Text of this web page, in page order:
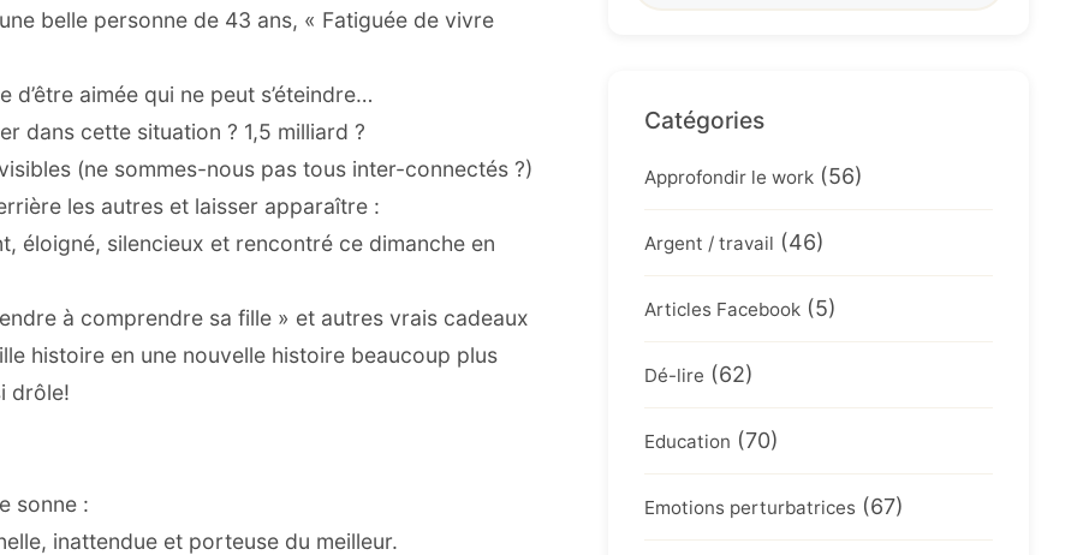
belle personne de 43 ans, « Fatiguée de vivre
aimée qui ne peut s’éteindre…
dans cette situation ? 1,5 milliard ?
(ne sommes-nous pas tous inter-connectés ?)
les autres et laisser apparaître :
éloigné, silencieux et rencontré ce dimanche en
à comprendre sa fille » et autres vrais cadeaux
histoire en une nouvelle histoire beaucoup plus
drôle!
sonne :
inattendue et porteuse du meilleur.
Catégories
Approfondir le work (56)
Argent / travail (46)
Articles Facebook (5)
Dé-lire (62)
Education (70)
Emotions perturbatrices (67)